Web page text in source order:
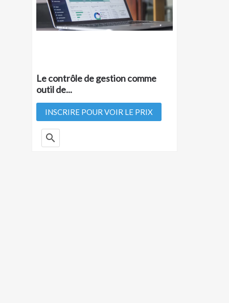
Le contrôle de gestion comme
outil de...
INSCRIRE POUR VOIR LE PRIX
